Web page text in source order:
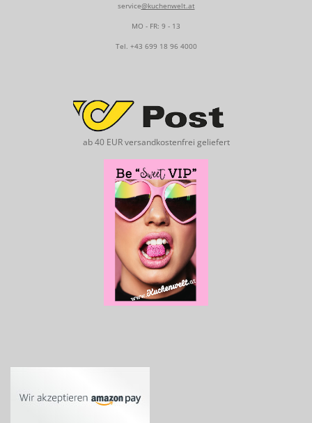
service@kuchenwelt.at
MO - FR: 9 - 13
Tel. +43 699 18 96 4000
ab 40 EUR versandkostenfrei geliefert